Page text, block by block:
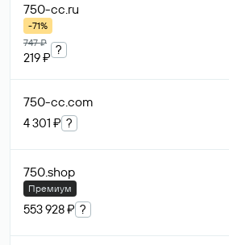
750-cc.ru
-71%
747 ₽
219 ₽
?
750-cc.com
4 301 ₽ ?
750.shop
Премиум
553 928 ₽ ?